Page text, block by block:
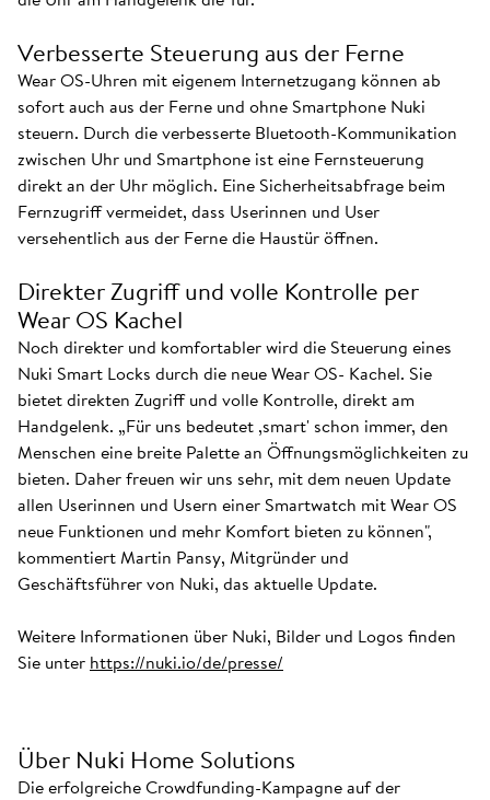
Verbesserte Steuerung aus der Ferne
Wear OS-Uhren mit eigenem Internetzugang können ab
sofort auch aus der Ferne und ohne Smartphone Nuki
steuern. Durch die verbesserte Bluetooth-Kommunikation
zwischen Uhr und Smartphone ist eine Fernsteuerung
direkt an der Uhr möglich. Eine Sicherheitsabfrage beim
Fernzugriff vermeidet, dass Userinnen und User
versehentlich aus der Ferne die Haustür öffnen.
Direkter Zugriff und volle Kontrolle per
Wear OS Kachel
Noch direkter und komfortabler wird die Steuerung eines
Nuki Smart Locks durch die neue Wear OS- Kachel. Sie
bietet direkten Zugriff und volle Kontrolle, direkt am
Handgelenk. „Für uns bedeutet ,smart' schon immer, den
Menschen eine breite Palette an Öffnungsmöglichkeiten zu
bieten. Daher freuen wir uns sehr, mit dem neuen Update
allen Userinnen und Usern einer Smartwatch mit Wear OS
neue Funktionen und mehr Komfort bieten zu können",
kommentiert Martin Pansy, Mitgründer und
Geschäftsführer von Nuki, das aktuelle Update.
Weitere Informationen über Nuki, Bilder und Logos finden
Sie unter https://nuki.io/de/presse/
Über Nuki Home Solutions
Die erfolgreiche Crowdfunding-Kampagne auf der